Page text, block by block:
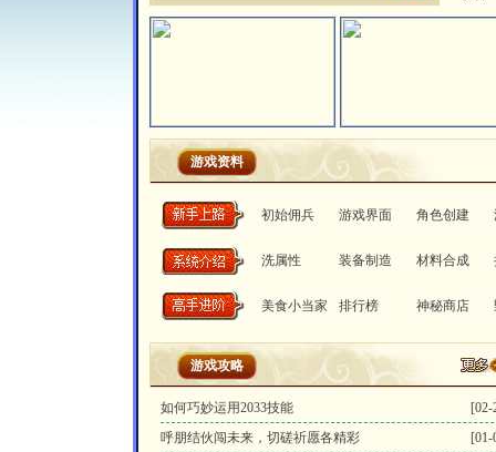
游戏资料
初始佣兵 游戏界面 角色创建
洗属性 装备制造 材料合成
美食小当家 排行榜 神秘商店
游戏攻略
[02-
如何巧妙运用2033技能
[01-
呼朋结伙闯未来，切磋祈愿各精彩